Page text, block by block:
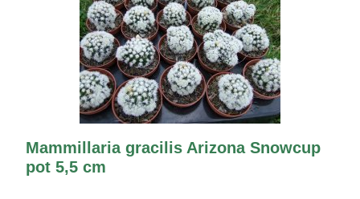
Mammillaria gracilis Arizona Snowcup
pot 5,5 cm